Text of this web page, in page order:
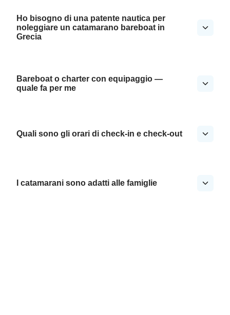
Ho bisogno di una patente nautica per
noleggiare un catamarano bareboat in
Grecia
Bareboat o charter con equipaggio —
quale fa per me
Quali sono gli orari di check-in e check-out
I catamarani sono adatti alle famiglie